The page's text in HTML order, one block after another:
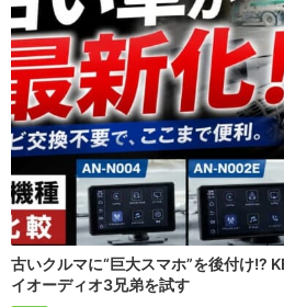
古いクルマに“巨大スマホ”を後付け!?
イオーディオ3兄弟を試す